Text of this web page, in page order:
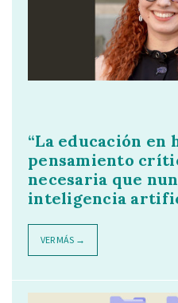
“La educación en
pensamiento
necesaria que
inteligencia
VER MÁS →